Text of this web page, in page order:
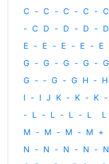
C - C - C - C - C
- C D - D - D - D
E - E - E - E - E
G - G - G - G - G
G - ‐ G - G H ‐ H
I - I J K - K - K -
- L - L - L - L L
M - M - M - M +
N - N - N - N - N